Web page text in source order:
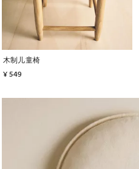
木制儿童椅
¥ 549
图片已更改为 1 / 5